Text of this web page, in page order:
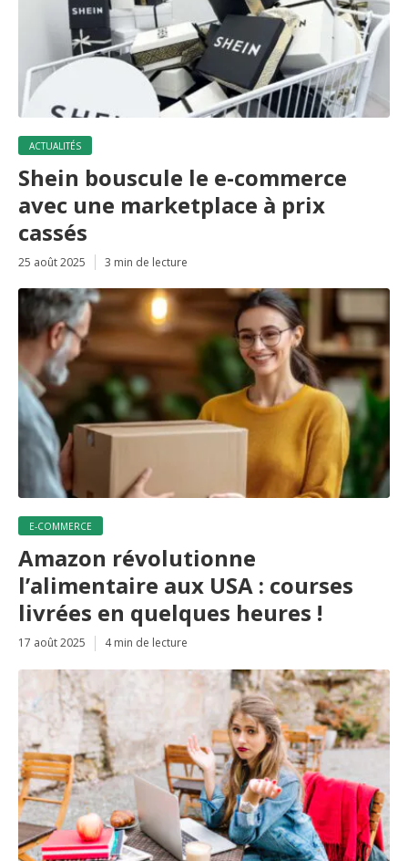
ACTUALITÉS
Shein bouscule le e-commerce
avec une marketplace à prix
cassés
25 août 2025 3 min de lecture
E-COMMERCE
Amazon révolutionne
l’alimentaire aux USA : courses
livrées en quelques heures !
17 août 2025 4 min de lecture